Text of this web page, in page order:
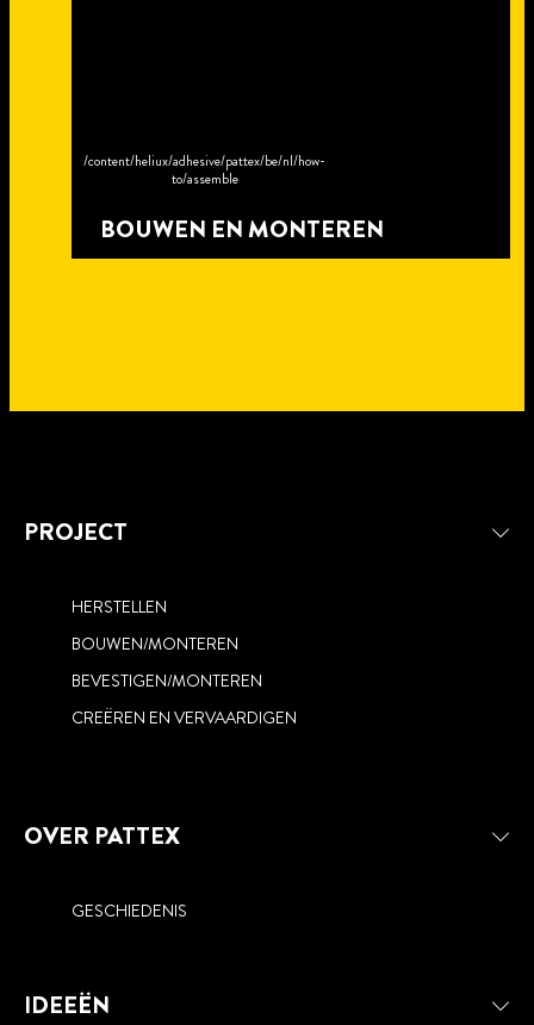
/content/heliux/adhesive/pattex/be/nl/how-
to/assemble
BOUWEN EN MONTEREN
REPAREREN
RENOVEREN EN CREËREN
BESCHERMEN
PROJECT
HERSTELLEN
BOUWEN/MONTEREN
BEVESTIGEN/MONTEREN
CREËREN EN VERVAARDIGEN
OVER PATTEX
GESCHIEDENIS
IDEEËN